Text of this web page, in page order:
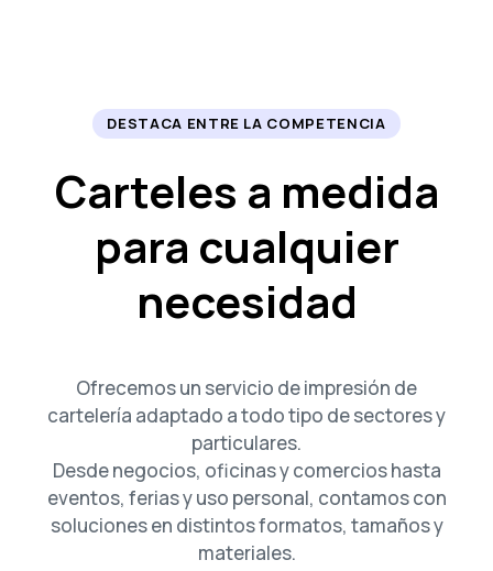
DESTACA ENTRE LA COMPETENCIA
Carteles a medida
para cualquier
necesidad
Ofrecemos un servicio de impresión de
cartelería adaptado a todo tipo de sectores y
particulares.
Desde negocios, oficinas y comercios hasta
eventos, ferias y uso personal, contamos con
soluciones en distintos formatos, tamaños y
materiales.